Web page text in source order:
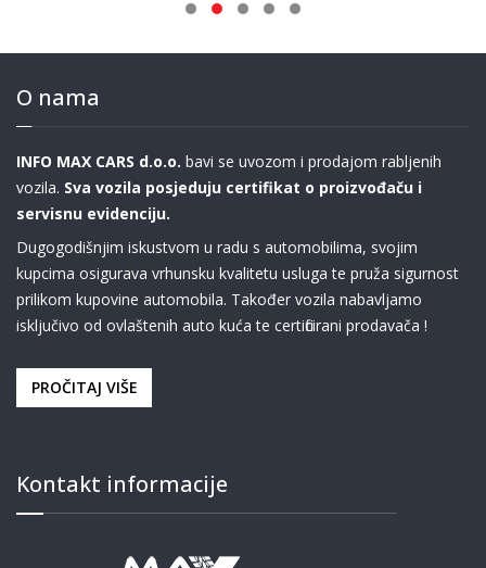
O nama
INFO MAX CARS d.o.o. bavi se uvozom i prodajom rabljenih
vozila. Sva vozila posjeduju certifikat o proizvođaču i
servisnu evidenciju.
Dugogodišnjim iskustvom u radu s automobilima, svojim
kupcima osigurava vrhunsku kvalitetu usluga te pruža sigurnost
prilikom kupovine automobila. Također vozila nabavljamo
isključivo od ovlaštenih auto kuća te certificirani prodavača !
PROČITAJ VIŠE
Kontakt informacije